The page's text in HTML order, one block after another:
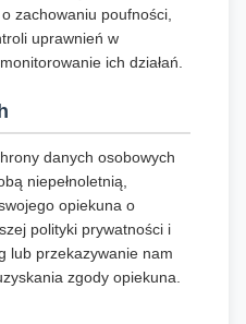
zachowaniu poufności,
uprawnień w
ich działań.
danych osobowych
niepełnoletnią,
opiekuna o
polityki prywatności i
lub przekazywanie nam
zgody opiekuna.